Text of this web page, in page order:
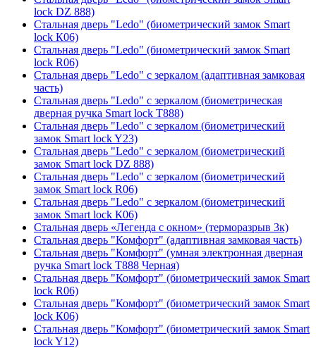
lock DZ 888)
Стальная дверь "Ledo" (биометрический замок Smart
lock К06)
Стальная дверь "Ledo" (биометрический замок Smart
lock R06)
Стальная дверь "Ledo" с зеркалом (адаптивная замковая
часть)
Стальная дверь "Ledo" с зеркалом (биометрическая
дверная ручка Smart lock T888)
Стальная дверь "Ledo" с зеркалом (биометрический
замок Smart lock Y23)
Стальная дверь "Ledo" с зеркалом (биометрический
замок Smart lock DZ 888)
Стальная дверь "Ledo" с зеркалом (биометрический
замок Smart lock R06)
Стальная дверь "Ledo" с зеркалом (биометрический
замок Smart lock К06)
Стальная дверь «Легенда с окном» (терморазрыв 3к)
Стальная дверь "Комфорт" (адаптивная замковая часть)
Стальная дверь "Комфорт" (умная электронная дверная
ручка Smart lock T888 Черная)
Стальная дверь "Комфорт" (биометрический замок Smart
lock R06)
Стальная дверь "Комфорт" (биометрический замок Smart
lock К06)
Стальная дверь "Комфорт" (биометрический замок Smart
lock Y12)